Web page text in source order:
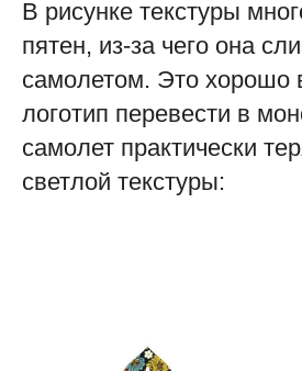
В рисунке текстуры
пятен, из-за чего она
самолетом. Это хорошо
логотип перевести в
самолет практически
светлой текстуры: